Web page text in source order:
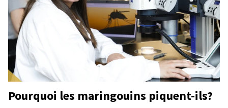
Pourquoi les maringouins piquent-ils?